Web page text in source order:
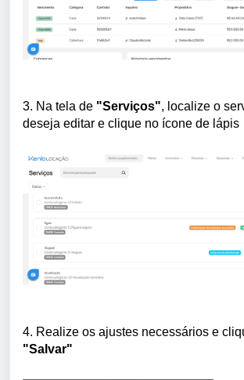
3. Na tela de "Serviços", localize o
deseja editar e clique no ícone de lápis
4. Realize os ajustes necessários e
"Salvar"